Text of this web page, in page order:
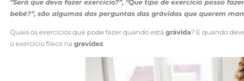
“Será que devo fazer exercício?”, “Que tipo de exercício posso
bebé?”, são algumas das perguntas das grávidas que querem
Quais os exercícios que pode fazer quando está grávida? E quando
o exercício físico na gravidez.